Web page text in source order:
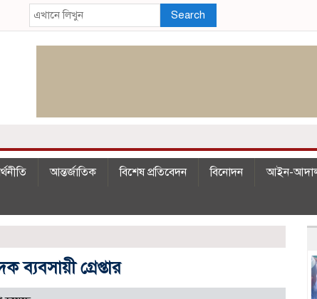
Search
আন্তর্জাতিক বিশেষ প্রতিবেদন বিনোদন আইন-
ব্যবসায়ী গ্রেপ্তার